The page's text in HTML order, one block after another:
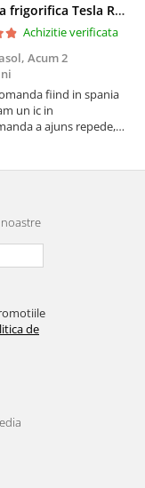
Combina frigorifica Tesla RC2600HXE, 262 l, Clasa E, Iluminare LED, dezghetare automata frigider, H 180 cm, Inox
Achizitie verificata
Acum 2
fiind in spania
un ic in
a ajuns repede,in
multumesc pentru
100%
de